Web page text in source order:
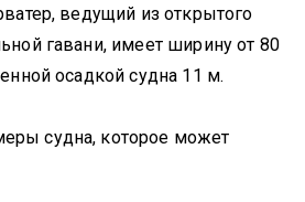
ведущий из открытого
гавани, имеет ширину от 80
осадкой судна 11 м.
судна, которое может